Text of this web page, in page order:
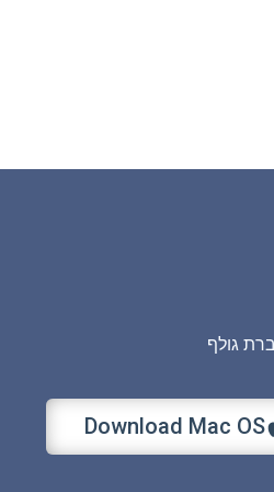
גולף
Download Mac OS